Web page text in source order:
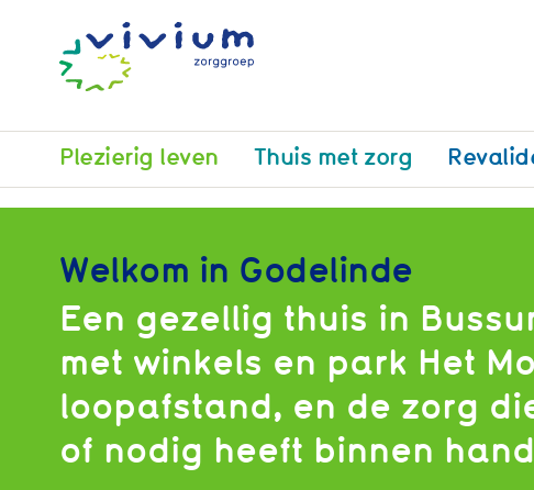
Plezierig leven Thuis met zorg
Welkom in Godelinde
Een gezellig thuis in
met winkels en park Het
loopafstand, en de zorg
of nodig heeft binnen